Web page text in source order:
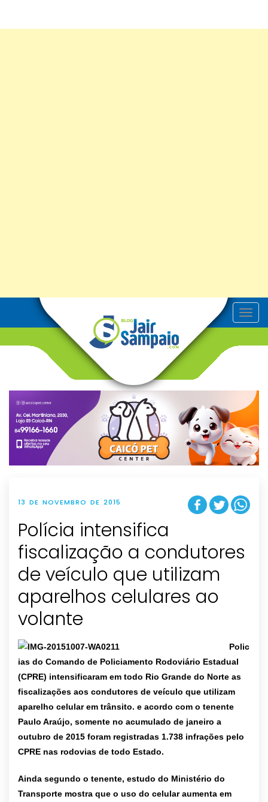
T
o
v
g
t
i
o
n
13 DE NOVEMBRO DE 2015
Polícia intensifica
fiscalização a condutores
de veículo que utilizam
aparelhos celulares ao
Polic
ias do Comando de Policiamento Rodoviário Estadual
(CPRE) intensificaram em todo Rio Grande do Norte as
fiscalizações aos condutores de veículo que utilizam
aparelho celular em trânsito. e acordo com o tenente
Paulo Araújo, somente no acumulado de janeiro a
outubro de 2015 foram registradas 1.738 infrações pelo
CPRE nas rodovias de todo Estado.
Ainda segundo o tenente, estudo do Ministério do
Transporte mostra que o uso do celular aumenta em